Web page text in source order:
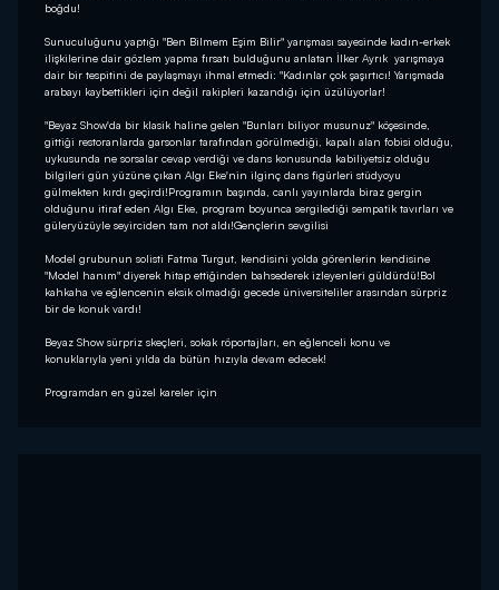
boğdu!
Sunuculuğunu yaptığı "Ben Bilmem Eşim Bilir" yarışması sayesinde kadın-erkek
ilişkilerine dair gözlem yapma fırsatı bulduğunu anlatan İlker Ayrık yarışmaya
dair bir tespitini de paylaşmayı ihmal etmedi: "Kadınlar çok şaşırtıcı! Yarışmada
arabayı kaybettikleri için değil rakipleri kazandığı için üzülüyorlar!
"Beyaz Show'da bir klasik haline gelen "Bunları biliyor musunuz" köşesinde,
gittiği restoranlarda garsonlar tarafından görülmediği, kapalı alan fobisi olduğu,
uykusunda ne sorsalar cevap verdiği ve dans konusunda kabiliyetsiz olduğu
bilgileri gün yüzüne çıkan Algı Eke'nin ilginç dans figürleri stüdyoyu
gülmekten kırdı geçirdi!Programın başında, canlı yayınlarda biraz gergin
olduğunu itiraf eden Algı Eke, program boyunca sergilediği sempatik tavırları ve
güleryüzüyle seyirciden tam not aldı!Gençlerin sevgilisi
Model grubunun solisti Fatma Turgut, kendisini yolda görenlerin kendisine
"Model hanım" diyerek hitap ettiğinden bahsederek izleyenleri güldürdü!Bol
kahkaha ve eğlencenin eksik olmadığı gecede üniversiteliler arasından sürpriz
bir de konuk vardı!
Beyaz Show sürpriz skeçleri, sokak röportajları, en eğlenceli konu ve
konuklarıyla yeni yılda da bütün hızıyla devam edecek!
Programdan en güzel kareler için